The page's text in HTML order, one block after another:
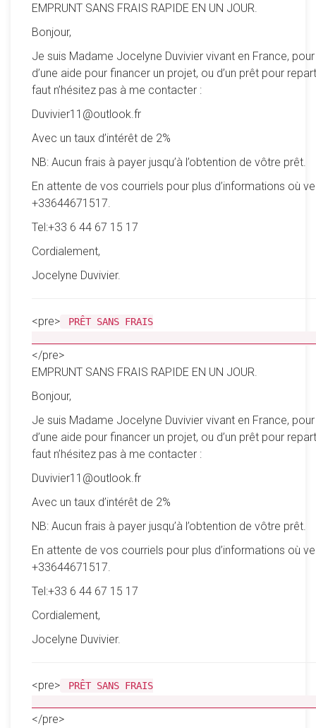
EMPRUNT SANS FRAIS RAPIDE EN UN JOUR.
Bonjour,
Je suis Madame Jocelyne Duvivier vivant en France,
d’une aide pour financer un projet, ou d’un prêt pour
faut n’hésitez pas à me contacter :
Duvivier11@outlook.fr
Avec un taux d’intérêt de 2%
NB: Aucun frais à payer jusqu’à l’obtention de vôtre prêt.
En attente de vos courriels pour plus d’informations où
+33644671517.
Tel:+33 6 44 67 15 17
Cordialement,
Jocelyne Duvivier.
<pre>
PRÊT SANS FRAIS
</pre>
EMPRUNT SANS FRAIS RAPIDE EN UN JOUR.
Bonjour,
Je suis Madame Jocelyne Duvivier vivant en France,
d’une aide pour financer un projet, ou d’un prêt pour
faut n’hésitez pas à me contacter :
Duvivier11@outlook.fr
Avec un taux d’intérêt de 2%
NB: Aucun frais à payer jusqu’à l’obtention de vôtre prêt.
En attente de vos courriels pour plus d’informations où
+33644671517.
Tel:+33 6 44 67 15 17
Cordialement,
Jocelyne Duvivier.
<pre>
PRÊT SANS FRAIS
</pre>